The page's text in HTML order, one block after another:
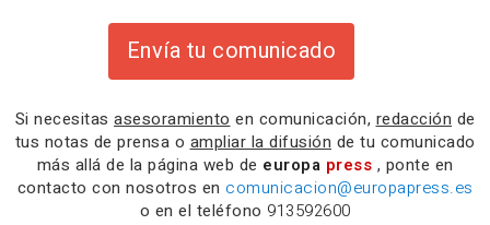
Envía tu comunicado
Si necesitas asesoramiento en comunicación, redacción de
tus notas de prensa o ampliar la difusión de tu comunicado
más allá de la página web de europa press , ponte en
contacto con nosotros en comunicacion@europapress.es
o en el teléfono 913592600